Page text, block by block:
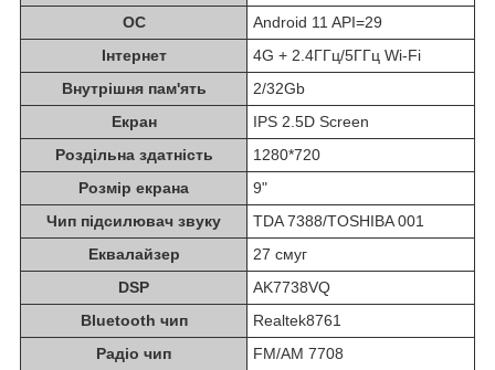
ОС
Android 11 API=29
Інтернет
4G + 2.4ГГц/5ГГц Wi-Fi
Внутрішня пам'ять
2/32Gb
Екран
IPS 2.5D Screen
Роздільна здатність
1280*720
Розмір екрана
9"
Чип підсилювач звуку
TDA 7388/TOSHIBA 001
Еквалайзер
27 смуг
DSP
AK7738VQ
Bluetooth чип
Realtek8761
Радіо чип
FM/AM 7708